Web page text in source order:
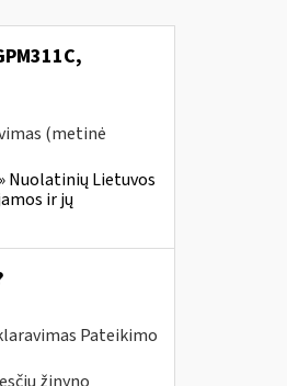
(metinė
Nuolatinių Lietuvos
ir jų
Pateikimo